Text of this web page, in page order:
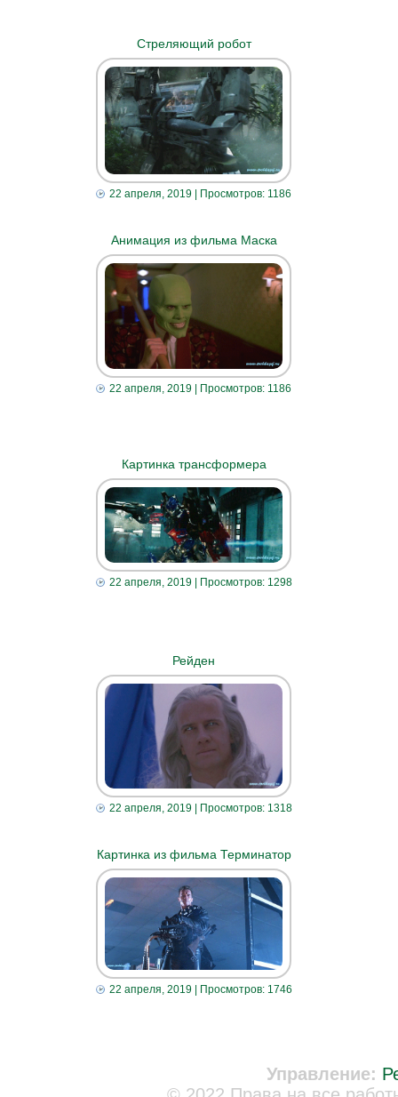
Стреляющий робот
22 апреля, 2019 | Просмотров: 1186
Анимация из фильма Маска
22 апреля, 2019 | Просмотров: 1186
Картинка трансформера
22 апреля, 2019| Просмотров: 1298
Рейден
22 апреля, 2019| Просмотров: 1318
Картинка из фильма Терминатор
22 апреля, 2019| Просмотров: 1746
Управление: